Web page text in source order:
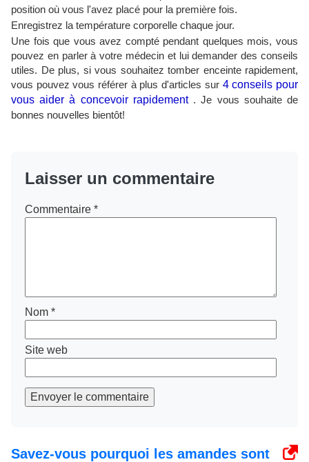
position où vous l'avez placé pour la première fois.
Enregistrez la température corporelle chaque jour.
Une fois que vous avez compté pendant quelques mois, vous
pouvez en parler à votre médecin et lui demander des conseils
utiles. De plus, si vous souhaitez tomber enceinte rapidement,
vous pouvez vous référer à plus d'articles sur 4 conseils pour
vous aider à concevoir rapidement. Je vous souhaite de
bonnes nouvelles bientôt!
Laisser un commentaire
Commentaire *
Nom *
Site web
Envoyer le commentaire
Savez-vous pourquoi les amandes sont